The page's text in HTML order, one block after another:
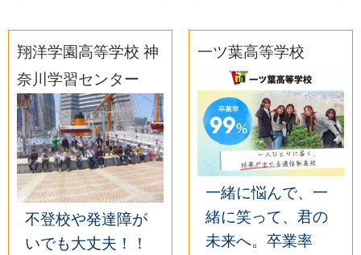
翔洋学園高等学校 神
奈川学習センター
不登校や発達障が
いでも大丈夫！！
一ツ葉高等学校
一緒に悩んで、一
緒に笑って、君の
未来へ。卒業率